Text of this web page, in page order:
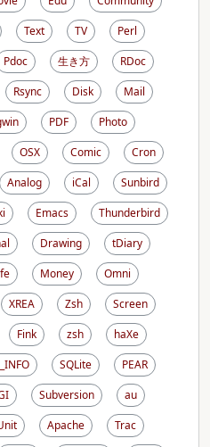
Text TV
Perl
Pdoc 生き方
RDoc
Rsync Disk
Mail
PDF
Photo
OSX Comic
Cron
Analog iCal
Sunbird
Emacs
Thunderbird
Drawing
tDiary
Money
Omni
XREA Zsh
Screen
Fink zsh
haXe
SQLite
PEAR
Subversion
au
Apache
Trac